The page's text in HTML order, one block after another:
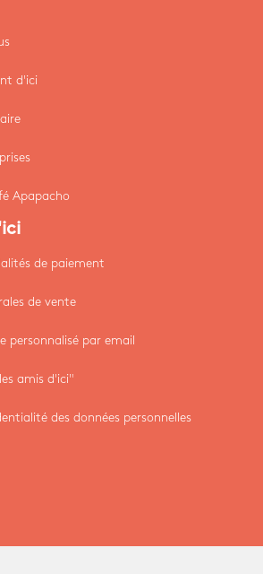
d'ici
Apapacho
de paiement
de vente
personnalisé par email
amis d'ici"
des données personnelles